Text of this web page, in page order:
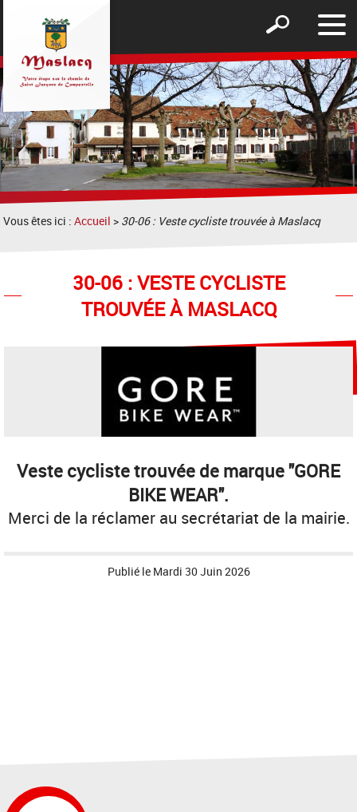
le
Afficher
formulaire
de
recherche
Vous êtes ici :Accueil > 30-06 : Veste cycliste trouvée à Maslacq
30-06 : VESTE CYCLISTE
TROUVÉE À MASLACQ
Veste cycliste trouvée de marque "GORE
BIKE WEAR".
Merci de la réclamer au secrétariat de la mairie.
Publié le Mardi 30 Juin 2026